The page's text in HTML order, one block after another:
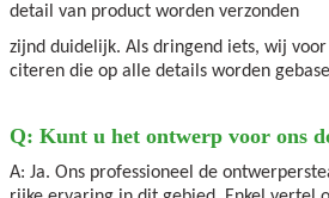
detail van product worden verzonden
zijnd duidelijk. Als dringend iets, wij
citeren die op alle details worden
Q: Kunt u het ontwerp voor ons
A: Ja. Ons professioneel de